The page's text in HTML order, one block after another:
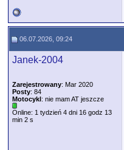
06.07.2026, 09:24
Janek-2004
Zarejestrowany: Mar 2020
Posty: 84
Motocykl: nie mam AT jeszcze
Online: 1 tydzień 4 dni 16 godz 13
min 2 s